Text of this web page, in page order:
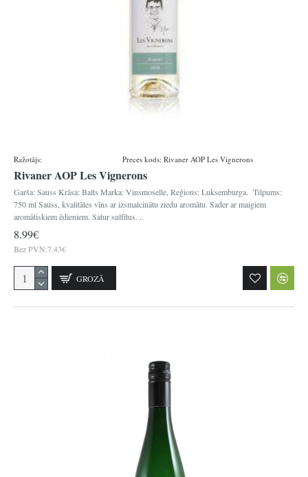
Ražotājs: Preces kods: Rivaner AOP Les Vignerons
Rivaner AOP Les Vignerons
Garša: Sauss Krāsa: Balts Marka: Vinsmoselle, Reģions: Luksemburga. Tilpums:
750 ml Sauss, kvalitātes vīns ar izsmalcinātu ziedu aromātu. Sader ar maigiem
aromātiskiem ēdieniem. Satur sulfītus. ..
8.99€
Bez PVN:7.43€
GROZĀ